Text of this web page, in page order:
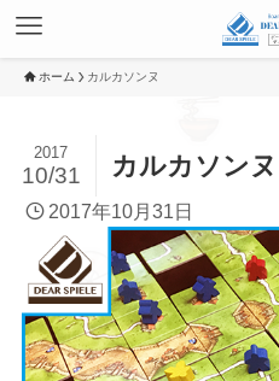
ホーム カルカソンヌ
カルカソンヌ
2017
10/31
2017年10月31日